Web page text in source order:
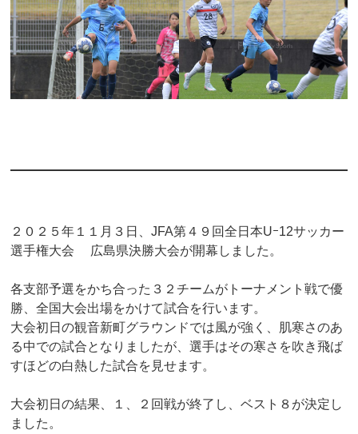
２０２５年１１月３日、JFA第４９回全日本Uｰ12サッカー
選手権大会 広島県決勝大会が開幕しました。
各支部予選をかち合った３２チームがトーナメント戦で優
勝、全国大会出場をかけて試合を行います。
大会初日の観音新町グラウンドでは風が強く、肌寒さのあ
る中での試合となりましたが、選手はその寒さを吹き飛ば
すほどの白熱した試合を見せます。
大会初日の結果、１、２回戦が終了し、ベスト８が決定し
ました。